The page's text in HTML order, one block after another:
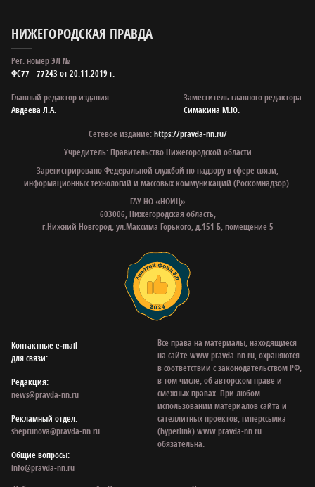
НИЖЕГОРОДСКАЯ ПРАВДА
Рег. номер ЭЛ №
ФС77 – 77243 от 20.11.2019 г.
Главный редактор издания:
Авдеева Л.А.
Заместитель главного редактора:
Симакина М.Ю.
Сетевое издание:https://pravda-nn.ru/
Учредитель: Правительство Нижегородской области
Зарегистрировано Федеральной службой по надзору в сфере связи,
информационных технологий и массовых коммуникаций (Роскомнадзор).
ГАУ НО «НОИЦ»
603006, Нижегородская область,
г.Нижний Новгород, ул.Максима Горького, д.151 Б, помещение 5
Контактные e‑mail
для связи:
Редакция:
news@pravda-nn.ru
Рекламный отдел:
sheptunova@pravda-nn.ru
Общие вопросы:
info@pravda-nn.ru
Все права на материалы, находящиеся
на сайте www.pravda-nn.ru, охраняются
в соответствии с законодательством РФ,
в том числе, об авторском праве и
смежных правах. При любом
использовании материалов сайта и
сателлитных проектов, гиперссылка
(hyperlink) www.pravda-nn.ru
обязательна.